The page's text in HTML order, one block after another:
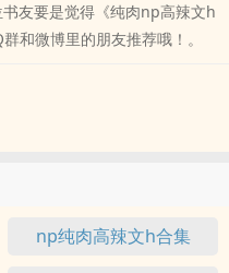
友要是觉得《纯肉np高辣文h
和微博里的朋友推荐哦！。
np纯肉高辣文h合集